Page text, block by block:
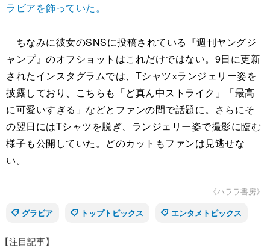
ラビアを飾っていた。
ちなみに彼女のSNSに投稿されている『週刊ヤングジ
ャンプ』のオフショットはこれだけではない。9日に更新
されたインスタグラムでは、Tシャツ×ランジェリー姿を
披露しており、こちらも「ど真ん中ストライク」「最高
に可愛いすぎる」などとファンの間で話題に。さらにそ
の翌日にはTシャツを脱ぎ、ランジェリー姿で撮影に臨む
様子も公開していた。どのカットもファンは見逃せな
い。
《ハララ書房》
グラビア
トップトピックス エンタメトピックス
【注目記事】